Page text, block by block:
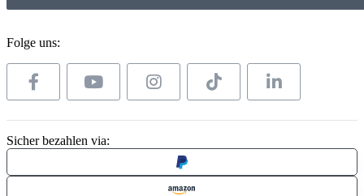
Folge uns:
Sicher bezahlen via: